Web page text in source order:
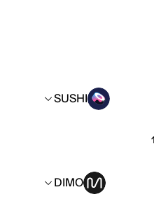
SUSHI
DIMO